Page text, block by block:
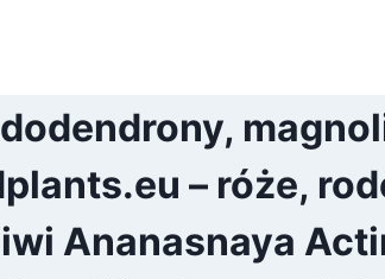
– róże,
Ananasnaya